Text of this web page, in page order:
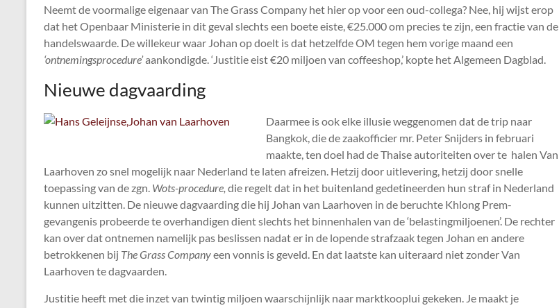
Neemt de voormalige eigenaar van The Grass Company het hier op voor een oud-collega? Nee, hij wijst erop
dat het Openbaar Ministerie in dit geval slechts een boete eiste, €25.000 om precies te zijn, een fractie van de
handelswaarde. De willekeur waar Johan op doelt is dat hetzelfde OM tegen hem vorige maand een
‘ontnemingsprocedure’aankondigde. ‘Justitie eist €20 miljoen van coffeeshop,’ kopte het Algemeen Dagblad.
Nieuwe dagvaarding
Daarmee is ook elke illusie weggenomen dat de trip naar
Bangkok, die de zaakofficier mr. Peter Snijders in februari
maakte, ten doel had de Thaise autoriteiten over te halen Van
Laarhoven zo snel mogelijk naar Nederland te laten afreizen. Hetzij door uitlevering, hetzij door snelle
toepassing van de zgn. Wots-procedure, die regelt dat in het buitenland gedetineerden hun straf in Nederland
kunnen uitzitten. De nieuwe dagvaarding die hij Johan van Laarhoven in de beruchte Khlong Prem-
gevangenis probeerde te overhandigen dient slechts het binnenhalen van de ‘belastingmiljoenen’. De rechter
kan over dat ontnemen namelijk pas beslissen nadat er in de lopende strafzaak tegen Johan en andere
betrokkenen bij The Grass Companyeen vonnis is geveld. En dat laatste kan uiteraard niet zonder Van
Laarhoven te dagvaarden.
Justitie heeft met die inzet van twintig miljoen waarschijnlijk naar marktkooplui gekeken. Je maakt je